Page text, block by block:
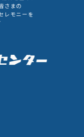
さまの
レモニーを